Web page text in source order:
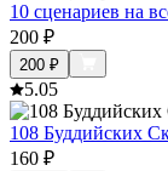
10 сценариев на
200 ₽
200 ₽
5.05
108 Буддийских
160 ₽